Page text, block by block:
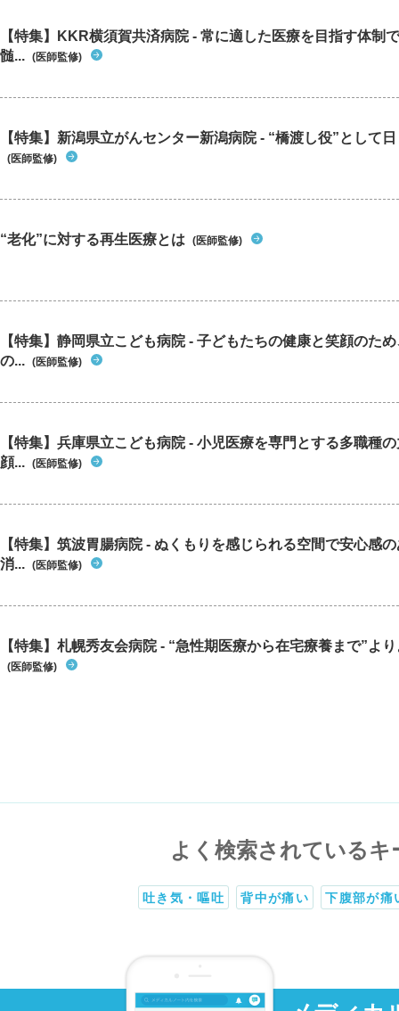
【特集】KKR横須賀共済病院 - 常に適した医療を目指す体制
髄... (医師監修)
【特集】新潟県立がんセンター新潟病院 - “橋渡し役”として
(医師監修)
“老化”に対する再生医療とは (医師監修)
【特集】静岡県立こども病院 - 子どもたちの健康と笑顔のた
の... (医師監修)
【特集】兵庫県立こども病院 - 小児医療を専門とする多職種
顔... (医師監修)
【特集】筑波胃腸病院 - ぬくもりを感じられる空間で安心感
消... (医師監修)
【特集】札幌秀友会病院 - “急性期医療から在宅療養まで”よ
(医師監修)
よく検索されているキ
吐き気・嘔吐 背中が痛い 下腹部が痛